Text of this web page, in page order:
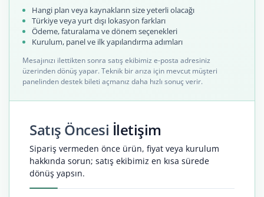
Satış Öncesi İletişim
Sipariş vermeden önce ürün, fiyat veya kurulum
hakkında sorun; satış ekibimiz en kısa sürede
dönüş yapsın.
Hangi plan veya kaynakların size yeterli olacağı
Türkiye veya yurt dışı lokasyon farkları
Ödeme, faturalama ve dönem seçenekleri
Kurulum, panel ve ilk yapılandırma adımları
Mesajınızı ilettikten sonra satış ekibimiz e-posta adresiniz
üzerinden dönüş yapar. Teknik bir arıza için mevcut müşteri
panelinden destek bileti açmanız daha hızlı sonuç verir.